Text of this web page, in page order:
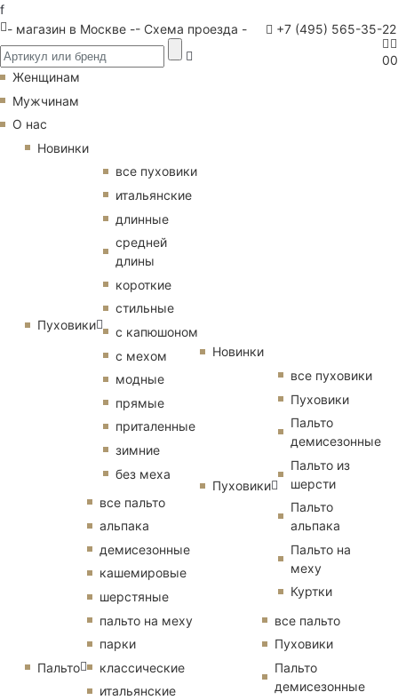
f
- магазин в Москве -- Схема проезда - +7 (495) 565-35-22
00
Женщинам
Мужчинам
О нас
Новинки
Пуховики
все пуховики
итальянские
длинные
средней
длины
короткие
стильные
с капюшоном
с мехом
модные
прямые
приталенные
зимние
без меха
Пальто
все пальто
альпака
демисезонные
кашемировые
шерстяные
пальто на меху
парки
классические
итальянские
Новинки
Пуховики
все пуховики
Пуховики
Пальто
демисезонные
Пальто из
шерсти
Пальто
альпака
Пальто на
меху
Куртки
все пальто
Пуховики
Пальто
демисезонные